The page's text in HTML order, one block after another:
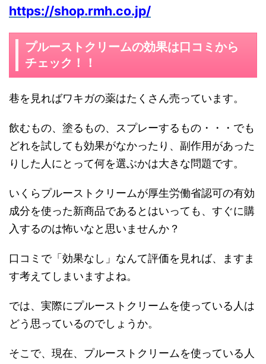
https://shop.rmh.co.jp/
プルーストクリームの効果は口コミから
チェック！！
巷を見ればワキガの薬はたくさん売っています。
飲むもの、塗るもの、スプレーするもの・・・でも
どれを試しても効果がなかったり、副作用があった
りした人にとって何を選ぶかは大きな問題です。
いくらプルーストクリームが厚生労働省認可の有効
成分を使った新商品であるとはいっても、すぐに購
入するのは怖いなと思いませんか？
口コミで「効果なし」なんて評価を見れば、ますま
す考えてしまいますよね。
では、実際にプルーストクリームを使っている人は
どう思っているのでしょうか。
そこで、現在、プルーストクリームを使っている人